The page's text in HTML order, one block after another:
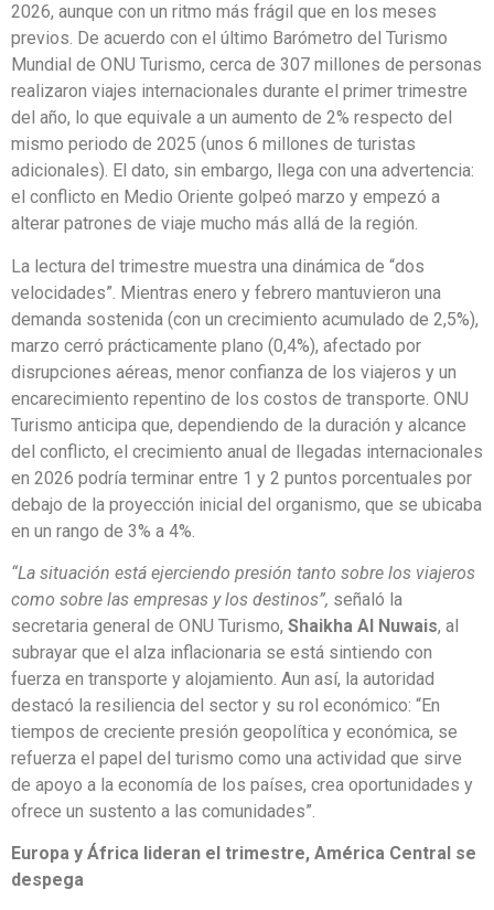
2026, aunque con un ritmo más frágil que en los meses
previos. De acuerdo con el último Barómetro del Turismo
Mundial de ONU Turismo, cerca de 307 millones de personas
realizaron viajes internacionales durante el primer trimestre
del año, lo que equivale a un aumento de 2% respecto del
mismo periodo de 2025 (unos 6 millones de turistas
adicionales). El dato, sin embargo, llega con una advertencia:
el conflicto en Medio Oriente golpeó marzo y empezó a
alterar patrones de viaje mucho más allá de la región.
La lectura del trimestre muestra una dinámica de “dos
velocidades”. Mientras enero y febrero mantuvieron una
demanda sostenida (con un crecimiento acumulado de 2,5%),
marzo cerró prácticamente plano (0,4%), afectado por
disrupciones aéreas, menor confianza de los viajeros y un
encarecimiento repentino de los costos de transporte. ONU
Turismo anticipa que, dependiendo de la duración y alcance
del conflicto, el crecimiento anual de llegadas internacionales
en 2026 podría terminar entre 1 y 2 puntos porcentuales por
debajo de la proyección inicial del organismo, que se ubicaba
en un rango de 3% a 4%.
“La situación está ejerciendo presión tanto sobre los viajeros
como sobre las empresas y los destinos”, señaló la
secretaria general de ONU Turismo, Shaikha Al Nuwais, al
subrayar que el alza inflacionaria se está sintiendo con
fuerza en transporte y alojamiento. Aun así, la autoridad
destacó la resiliencia del sector y su rol económico: “En
tiempos de creciente presión geopolítica y económica, se
refuerza el papel del turismo como una actividad que sirve
de apoyo a la economía de los países, crea oportunidades y
ofrece un sustento a las comunidades”.
Europa y África lideran el trimestre, América Central se
despega